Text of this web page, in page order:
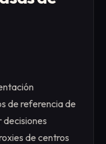
de referencia de
de centros